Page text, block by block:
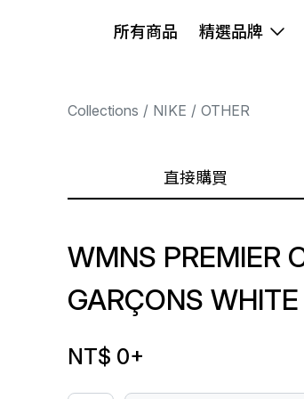
所有商品 精選品牌
Collections NIKE OTHER
直接購買
WMNS PREMIER
GARÇONS WHITE
NT$ 0+